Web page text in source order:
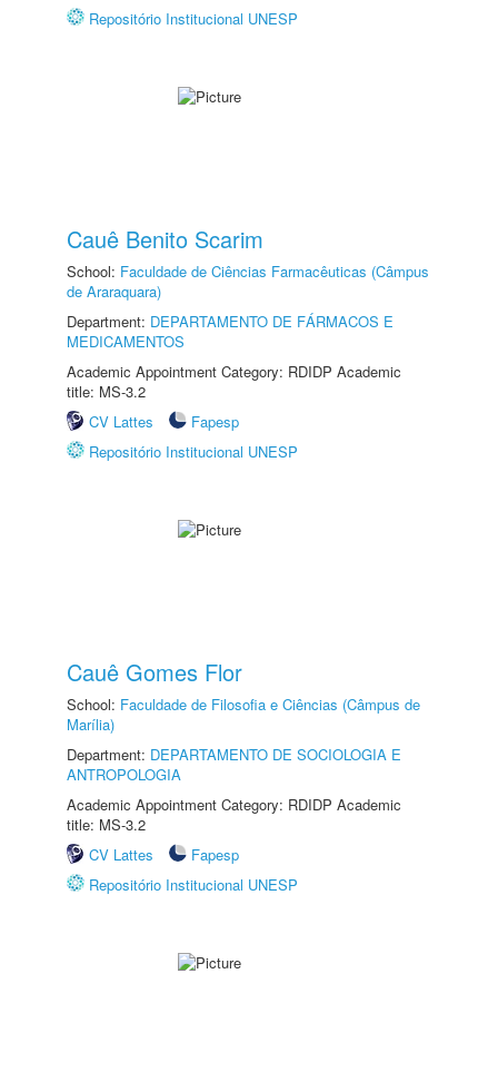
Repositório Institucional UNESP
Cauê Benito Scarim
School: Faculdade de Ciências Farmacêuticas (Câmpus
de Araraquara)
Department: DEPARTAMENTO DE FÁRMACOS E
MEDICAMENTOS
Academic Appointment Category: RDIDP Academic
title: MS-3.2
CV Lattes
Fapesp
Repositório Institucional UNESP
Cauê Gomes Flor
School: Faculdade de Filosofia e Ciências (Câmpus de
Marília)
Department: DEPARTAMENTO DE SOCIOLOGIA E
ANTROPOLOGIA
Academic Appointment Category: RDIDP Academic
title: MS-3.2
CV Lattes
Fapesp
Repositório Institucional UNESP